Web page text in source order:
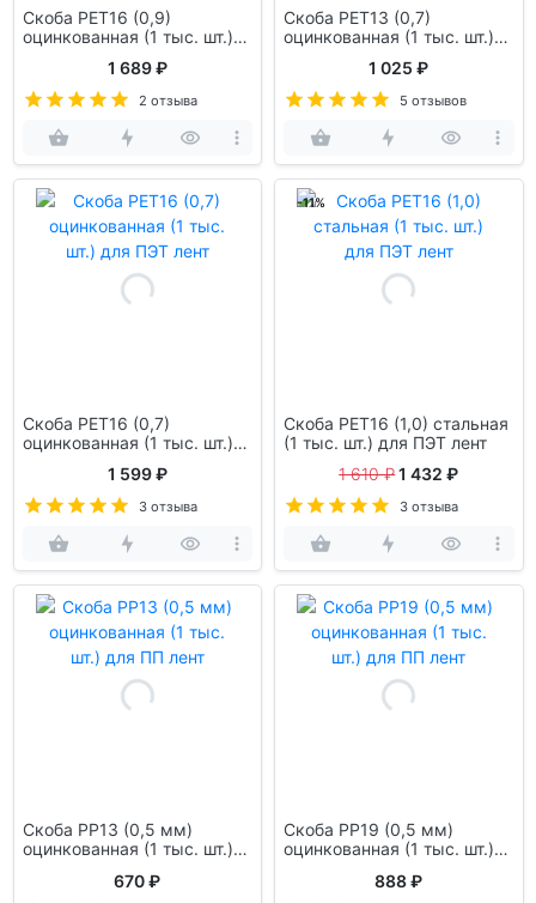
Скоба PET16 (0,9)
оцинкованная (1 тыс. шт.)
1 689 ₽
2 отзыва
Скоба PET13 (0,7)
оцинкованная (1 тыс. шт.)
1 025 ₽
5 отзывов
Скоба PET16 (0,7)
оцинкованная (1 тыс. шт.)
1 599 ₽
3 отзыва
-11%
Скоба PET16 (1,0) стальная
(1 тыс. шт.) для ПЭТ лент
1 610 ₽1 432 ₽
3 отзыва
Скоба PP13 (0,5 мм)
оцинкованная (1 тыс. шт.)
670 ₽
Скоба PP19 (0,5 мм)
оцинкованная (1 тыс. шт.)
888 ₽